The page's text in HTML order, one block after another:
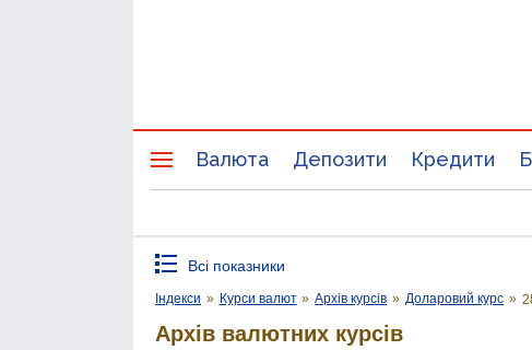
Валюта Депозити Кредити
Всі показники
Індекси » Курси валют » Архів курсів » Доларовий курс »
Архів валютних курсів